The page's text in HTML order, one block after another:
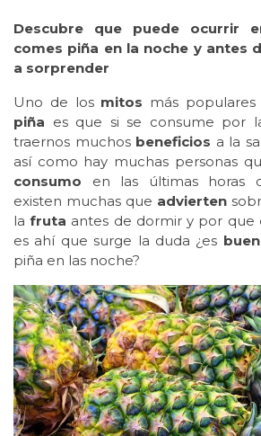
Descubre que puede ocurrir
comes piña en la noche y antes
a sorprender
Uno de los mitos más
piña es que si se consume por
traernos muchos beneficios a la
así como hay muchas personas
consumo en las últimas horas
existen muchas que advierten
lafruta antes de dormir y por que
es ahí que surge la duda ¿es
piña en las noche?